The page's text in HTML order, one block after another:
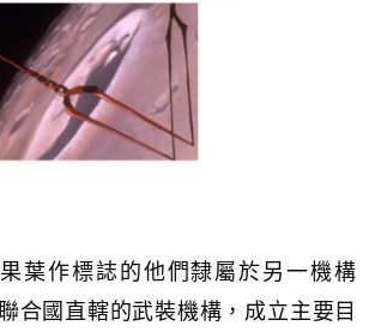
葉作標誌的他們隸屬於另一機構
合國直轄的武裝機構，成立主要目